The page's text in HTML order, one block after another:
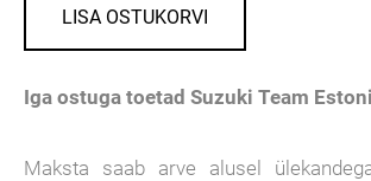
LISA OSTUKORVI
Iga ostuga toetad Suzuki Team
Maksta saab arve alusel